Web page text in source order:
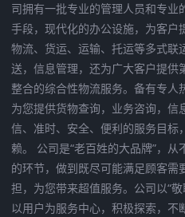
司拥有一批专业的管理人员和专
手段，现代化的办公设施，为客户
物流、货运、运输、托运等多式
送，信息管理，还为广大客户提
整合的综合性物流服务。备有专
为您提供货物查询，业务咨询，
信、准时、安全、便利的服务目
赖。 公司是“老百姓的大品牌”，
的环节，做到既尽可能满足顾客需
担，为您带来超值服务。公司以“敬
以用户为服务中心，积极探索，